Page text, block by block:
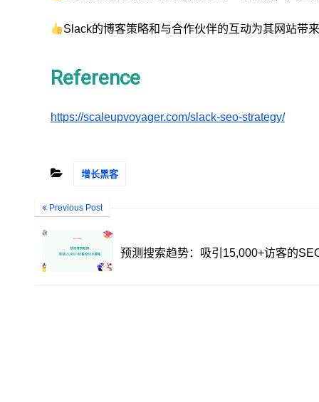
Slack的博客策略和与合作伙伴的互动为其网站带
Reference
https://scaleupvoyager.com/slack-seo-strategy/
增长黑客
Previous Post
预测搜索趋势：吸引15,000+访客的